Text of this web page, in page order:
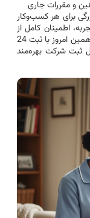
و مقررات جاری
مانند ثبت 24 مزیت بزرگی برای هر کسب‌وکار
اطمینان کامل از
صحت مدارک و تسریع روند ثبت را فراهم می‌آورد. همین امروز با ثبت 24
ثبت شرکت بهره‌مند